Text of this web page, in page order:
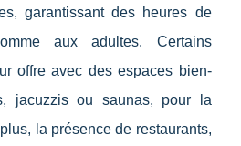
garantissant des heures de
aux adultes. Certains
offre avec des espaces bien-
jacuzzis ou saunas, pour la
la présence de restaurants,